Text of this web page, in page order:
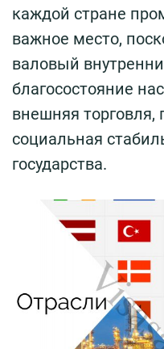
каждой стране
важное место,
валовый
благосостояние
внешняя торговля,
социальная
государства.